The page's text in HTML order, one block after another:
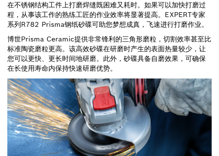
在不锈钢结构工件上打磨焊缝既困难又耗时。如果可以加快打磨过
程，从事该工作的熟练工匠的作业效率将显著提高。EXPERT专家
系列R782 Prisma钢纸砂碟可助您梦想成真，飞速进行打磨作业。
博世Prisma Ceramic提供非常锋利的三角形磨粒，切割效率甚至比
标准陶瓷磨粒更高。该高效砂碟在研磨时产生的表面热量较少，让
您可以更快、更长时间地研磨。此外，砂碟具备自磨效果，可确保
在长使用寿命内保持快速研磨优势。